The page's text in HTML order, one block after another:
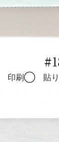
印刷◯ 貼